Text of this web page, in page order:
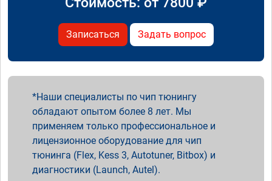
Записаться Задать вопрос
Наши специалисты по чип тюнингу
обладают опытом более 8 лет. Мы
применяем только профессиональное и
лицензионное оборудование для чип
тюнинга (Flex, Kess 3, Autotuner, Bitbox) и
диагностики (Launch, Autel).